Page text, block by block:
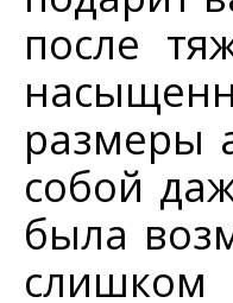
после
размеры
собой
была